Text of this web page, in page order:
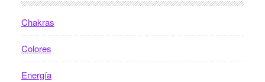
Chakras
Colores
Energía